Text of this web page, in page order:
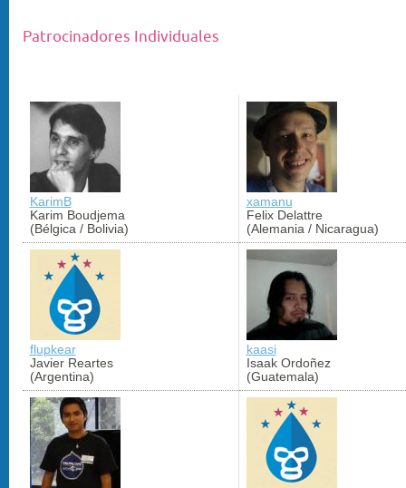
Patrocinadores Individuales
KarimB
Karim Boudjema
(Bélgica / Bolivia)
xamanu
Felix Delattre
(Alemania / Nicaragua)
flupkear
Javier Reartes
(Argentina)
kaasi
Isaak Ordoñez
(Guatemala)